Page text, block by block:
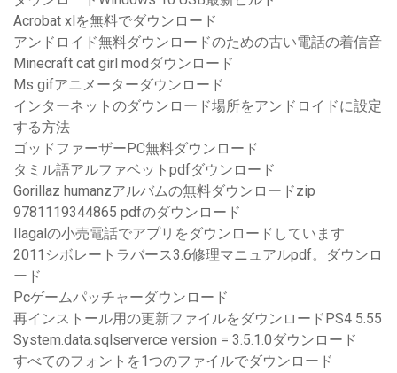
Acrobat xlを無料でダウンロード
アンドロイド無料ダウンロードのための古い電話の着信音
Minecraft cat girl modダウンロード
Ms gifアニメーターダウンロード
インターネットのダウンロード場所をアンドロイドに設定
する方法
ゴッドファーザーPC無料ダウンロード
タミル語アルファベットpdfダウンロード
Gorillaz humanzアルバムの無料ダウンロードzip
9781119344865 pdfのダウンロード
Ilagalの小売電話でアプリをダウンロードしています
2011シボレートラバース3.6修理マニュアルpdf。ダウンロ
ード
Pcゲームパッチャーダウンロード
再インストール用の更新ファイルをダウンロードPS4 5.55
System.data.sqlserverce version = 3.5.1.0ダウンロード
すべてのフォントを1つのファイルでダウンロード